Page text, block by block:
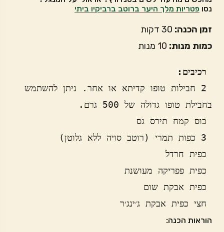
נסו פטריות מלך היער ברוטב ברביקיו ביתי
זמן הכנה:
כמות מנות:
הוראות הכנה: